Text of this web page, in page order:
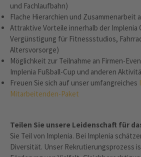
und Fachlaufbahn)
Flache Hierarchien und Zusammenarbeit
Attraktive Vorteile innerhalb der Implenia
Vergünstigung für Fitnessstudios,
Altersvorsorge)
Möglichkeit zur Teilnahme an Firmen-
Implenia Fußball-Cup und anderen
Freuen Sie sich auf unser umfangreiches
Mitarbeitenden-Paket
Teilen Sie unsere Leidenschaft für
Sie Teil von Implenia. Bei Implenia
Diversität. Unser Rekrutierungsprozess